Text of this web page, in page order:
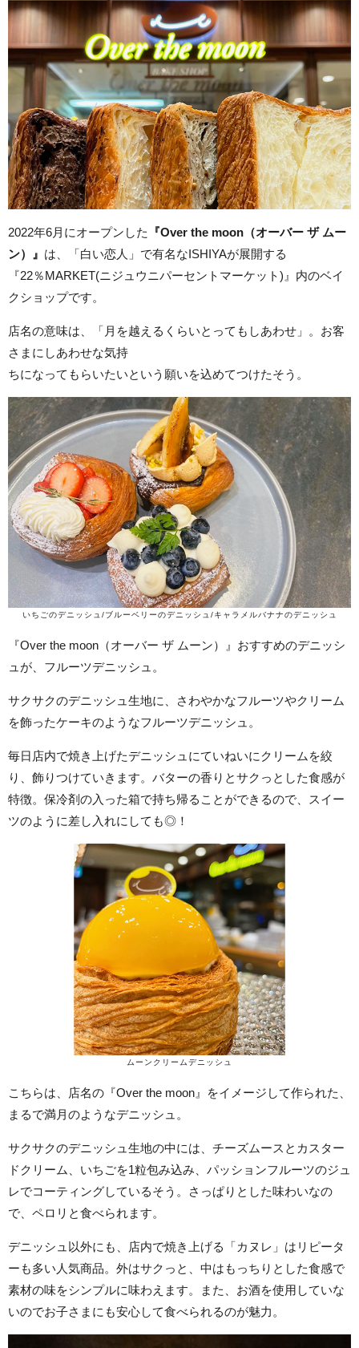
2022年6月にオープンした
『Over the moon（オーバー ザ ムー
ン）』 は、「白い恋人」で有名なISHIYAが展開する
『22％MARKET(ニジュウニパーセントマーケット)』内のベイ
クショップです。
店名の意味は、「月を越えるくらいとってもしあわせ」。お客
さまにしあわせな気持
ちになってもらいたいという願いを込めてつけたそう。
いちごのデニッシュ/ブルーベリーのデニッシュ/キャラメルバナナのデニッシュ
『Over the moon（オーバー ザ ムーン）』おすすめのデニッシ
ュが、フルーツデニッシュ。
サクサクのデニッシュ生地に、さわやかなフルーツやクリーム
を飾ったケーキのようなフルーツデニッシュ。
毎日店内で焼き上げたデニッシュにていねいにクリームを絞
り、飾りつけていきます。バターの香りとサクっとした食感が
特徴。保冷剤の入った箱で持ち帰ることができるので、スイー
ツのように差し入れにしても◎！
ムーンクリームデニッシュ
こちらは、店名の『Over the moon』をイメージして作られた、
まるで満月のようなデニッシュ。
サクサクのデニッシュ生地の中には、チーズムースとカスター
ドクリーム、いちごを1粒包み込み、パッションフルーツのジュ
レでコーティングしているそう。さっぱりとした味わいなの
で、ペロリと食べられます。
デニッシュ以外にも、店内で焼き上げる「カヌレ」はリピータ
ーも多い人気商品。外はサクっと、中はもっちりとした食感で
素材の味をシンプルに味わえます。また、お酒を使用していな
いのでお子さまにも安心して食べられるのが魅力。